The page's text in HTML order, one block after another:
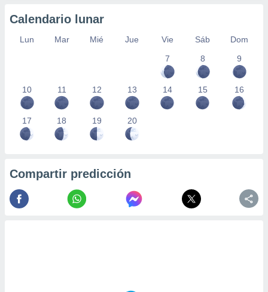
Calendario lunar
Lun Mar Mié Jue Vie Sáb
Dom
7
8 9
10 11 12 13 14 15 16
17 18 19 20
Compartir predicción